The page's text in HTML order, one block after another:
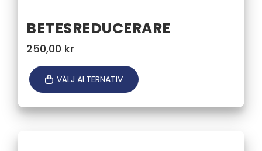
BETESREDUCERARE
250,00 kr
VÄLJ ALTERNATIV